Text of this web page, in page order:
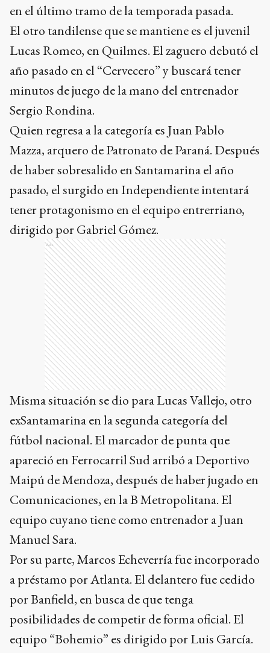
en el último tramo de la temporada pasada.
El otro tandilense que se mantiene es el juvenil
Lucas Romeo, en Quilmes. El zaguero debutó el
año pasado en el “Cervecero” y buscará tener
minutos de juego de la mano del entrenador
Sergio Rondina.
Quien regresa a la categoría es Juan Pablo
Mazza, arquero de Patronato de Paraná. Después
de haber sobresalido en Santamarina el año
pasado, el surgido en Independiente intentará
tener protagonismo en el equipo entrerriano,
dirigido por Gabriel Gómez.
Ads
Misma situación se dio para Lucas Vallejo, otro
exSantamarina en la segunda categoría del
fútbol nacional. El marcador de punta que
apareció en Ferrocarril Sud arribó a Deportivo
Maipú de Mendoza, después de haber jugado en
Comunicaciones, en la B Metropolitana. El
equipo cuyano tiene como entrenador a Juan
Manuel Sara.
Por su parte, Marcos Echeverría fue incorporado
a préstamo por Atlanta. El delantero fue cedido
por Banfield, en busca de que tenga
posibilidades de competir de forma oficial. El
equipo “Bohemio” es dirigido por Luis García.